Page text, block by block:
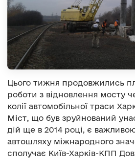
Цього тижня продовжились
роботи з відновлення мосту
колії автомобільної траси
Міст, що був зруйнований
дій ще в 2014 році, є
автошляху міжнародного
сполучає Київ-Харків-КПП